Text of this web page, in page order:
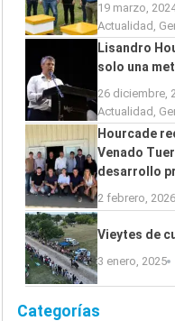
19 marzo,
Actualidad ,
Lisandro
solo una
26 diciembre,
Actualidad ,
Hourcade
Venado
desarrollo
2 febrero, 2026
Vieytes de
3 enero, 2025
Categorías